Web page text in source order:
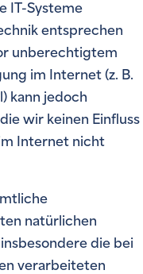
IT-Systeme
entsprechen
unberechtigtem
im Internet (z. B.
kann jedoch
wir keinen Einfluss
Internet nicht
natürlichen
die bei
verarbeiteten